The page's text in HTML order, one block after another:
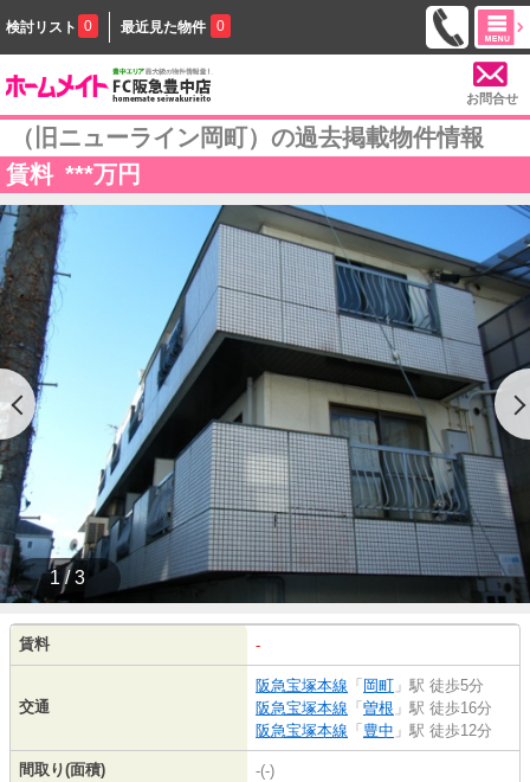
検討リスト 0 最近見た物件 0
お問合せ
（旧ニューライン岡町）の過去掲載物件情報
賃料 ***万円
1 / 3
賃料 -
交通
阪急宝塚本線 「 岡町 」駅 徒歩5分
阪急宝塚本線 「 曽根 」駅 徒歩16分
阪急宝塚本線 「 豊中 」駅 徒歩12分
間取り(面積) -(-)